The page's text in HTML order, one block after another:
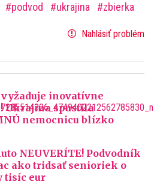
podvod ukrajina zbierka
Nahlásiť problém
inovatívne
Ukrajina spustila
nemocnicu blízko
NEUVERÍTE! Podvodník
ako tridsať senioriek o
tisíc eur